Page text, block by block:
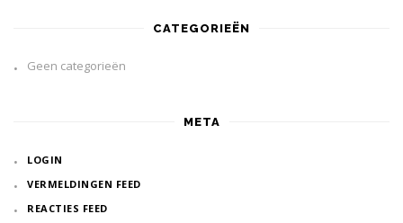
CATEGORIEËN
Geen categorieën
META
LOGIN
VERMELDINGEN FEED
REACTIES FEED